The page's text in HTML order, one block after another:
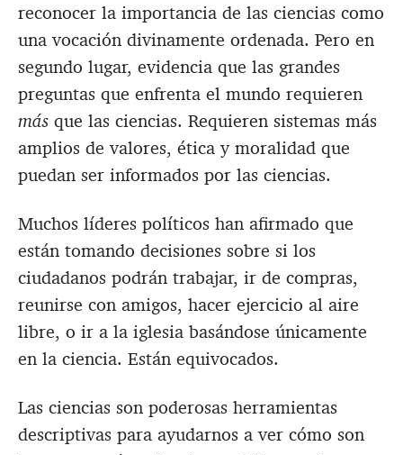
reconocer la importancia de las ciencias como
una vocación divinamente ordenada. Pero en
segundo lugar, evidencia que las grandes
preguntas que enfrenta el mundo requieren
más que las ciencias. Requieren sistemas más
amplios de valores, ética y moralidad que
puedan ser informados por las ciencias.
Muchos líderes políticos han afirmado que
están tomando decisiones sobre si los
ciudadanos podrán trabajar, ir de compras,
reunirse con amigos, hacer ejercicio al aire
libre, o ir a la iglesia basándose únicamente
en la ciencia. Están equivocados.
Las ciencias son poderosas herramientas
descriptivas para ayudarnos a ver cómo son